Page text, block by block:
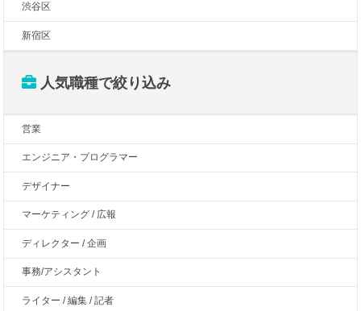
渋谷区
新宿区
人気職種で絞り込み
営業
エンジニア・プログラマー
デザイナー
マーケティング / 広報
ディレクター / 企画
事務/アシスタント
ライター / 編集 / 記者